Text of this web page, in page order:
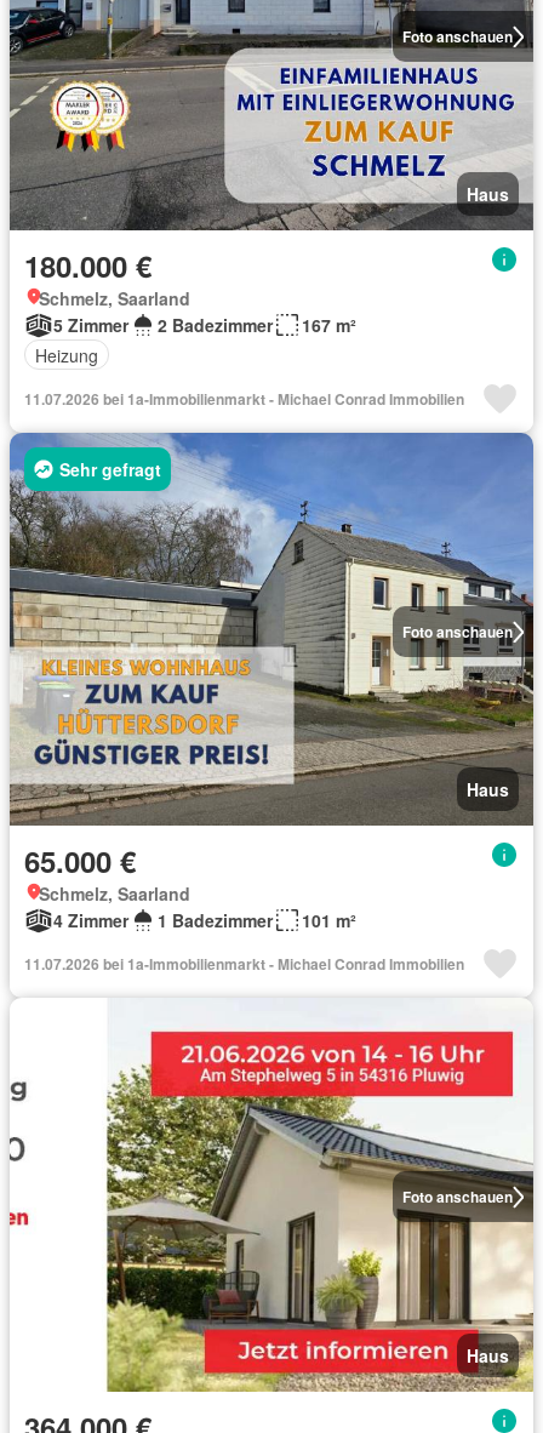
Foto anschauen
Haus
180.000 €
Schmelz, Saarland
5 Zimmer
2 Badezimmer
167 m²
Heizung
11.07.2026 bei 1a-Immobilienmarkt - Michael Conrad Immobilien
Foto anschauen
Sehr gefragt
Haus
65.000 €
Schmelz, Saarland
4 Zimmer
1 Badezimmer 101 m²
11.07.2026 bei 1a-Immobilienmarkt - Michael Conrad Immobilien
Foto anschauen
Haus